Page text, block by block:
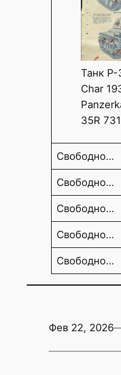
Танк Р-
Char
35R
Свободно…
Свободно…
Свободно…
Свободно…
Свободно…
Фев 22, 2026